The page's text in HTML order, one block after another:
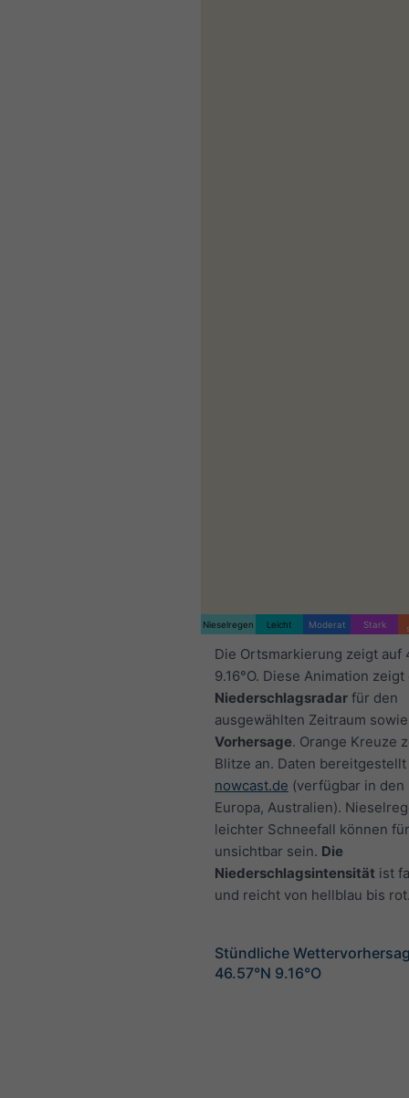
Nieselregen Leicht Moderat Stark
Die Ortsmarkierung zeigt auf
9.16°O. Diese Animation zeigt
Niederschlagsradar für den
ausgewählten Zeitraum
Vorhersage. Orange Kreuze
Blitze an. Daten
nowcast.de (verfügbar in den
Europa, Australien).
leichter Schneefall können
unsichtbar sein. Die
Niederschlagsintensität ist
und reicht von hellblau bis
Stündliche
46.57°N 9.16°O